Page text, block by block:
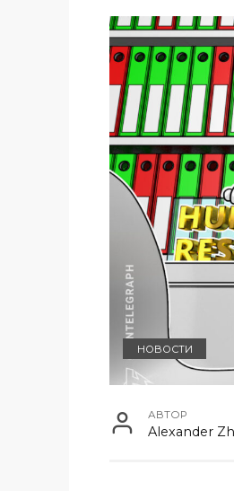
НОВОСТИ
АВТОР
Alexander